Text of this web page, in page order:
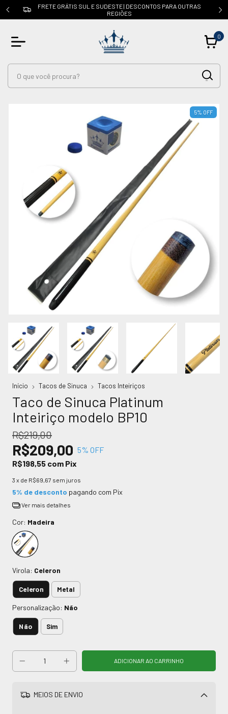
FRETE GRÁTIS SUL E SUDESTE | DESCONTOS PARA OUTRAS
REGIÕES
0
5% OFF
Início Tacos de Sinuca Tacos Inteiriços
Taco de Sinuca Platinum
Inteiriço modelo BP10
R$219,00
R$209,00 5% OFF
R$198,55 com Pix
3 x de R$69,67 sem juros
5% de desconto pagando com Pix
Ver mais detalhes
Cor: Madeira
Virola: Celeron
Celeron Metal
Personalização: Não
Não Sim
MEIOS DE ENVIO